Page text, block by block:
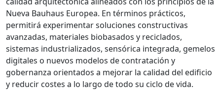
Nueva Bauhaus Europea. En términos prácticos,
permitirá experimentar soluciones constructivas
avanzadas, materiales biobasados y reciclados,
sistemas industrializados, sensórica integrada, gemelos
digitales o nuevos modelos de contratación y
gobernanza orientados a mejorar la calidad del edificio
y reducir costes a lo largo de todo su ciclo de vida.